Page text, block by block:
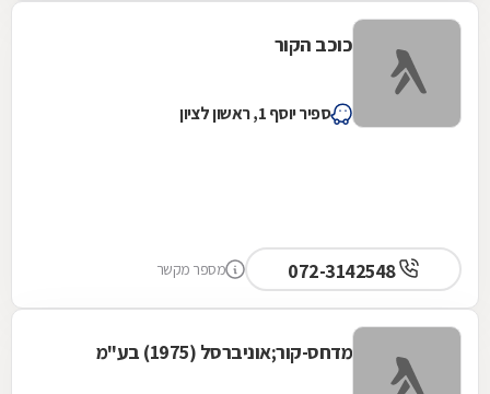
כוכב הקור
ספיר יוסף 1, ראשון לציון
072-3142548 מספר מקשר
מדחס-קור;אוניברסל (1975) בע"מ